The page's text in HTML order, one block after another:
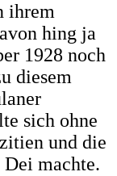
ihrem
hing ja
1928 noch
diesem
sich ohne
und die
machte.